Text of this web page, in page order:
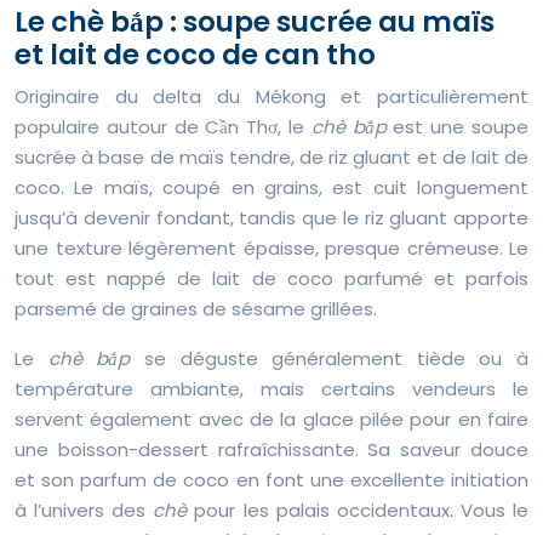
Le chè bắp : soupe sucrée au maïs
et lait de coco de can tho
Originaire du delta du Mékong et particulièrement
populaire autour de Cần Thơ, le chè bắpest une soupe
sucrée à base de maïs tendre, de riz gluant et de lait de
coco. Le maïs, coupé en grains, est cuit longuement
jusqu’à devenir fondant, tandis que le riz gluant apporte
une texture légèrement épaisse, presque crémeuse. Le
tout est nappé de lait de coco parfumé et parfois
parsemé de graines de sésame grillées.
Le chè bắpse déguste généralement tiède ou à
température ambiante, mais certains vendeurs le
servent également avec de la glace pilée pour en faire
une boisson-dessert rafraîchissante. Sa saveur douce
et son parfum de coco en font une excellente initiation
à l’univers des chèpour les palais occidentaux. Vous le